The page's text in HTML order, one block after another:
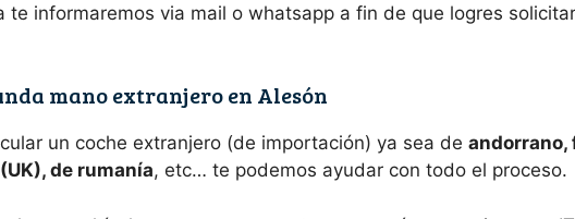
informaremos via mail o whatsapp a fin de que logres
mano extranjero en Alesón
un coche extranjero (de importación) ya sea de andorrano,
de rumanía, etc… te podemos ayudar con todo el proceso.